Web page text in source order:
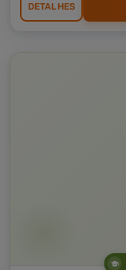
DETALHES